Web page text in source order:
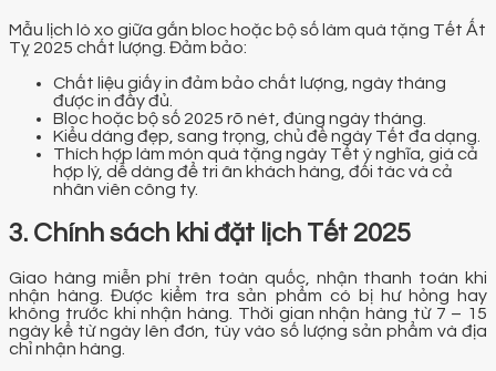
Mẫu lịch lò xo giữa gắn bloc hoặc bộ số làm quà tặng Tết Ất
Tỵ 2025 chất lượng. Đảm bảo:
Chất liệu giấy in đảm bảo chất lượng, ngày tháng
được in đầy đủ.
Bloc hoặc bộ số 2025 rõ nét, đúng ngày tháng.
Kiểu dáng đẹp, sang trọng, chủ đề ngày Tết đa dạng.
Thích hợp làm món quà tặng ngày Tết ý nghĩa, giá cả
hợp lý, dễ dàng để tri ân khách hàng, đối tác và cả
nhân viên công ty.
3. Chính sách khi đặt lịch Tết 2025
Giao hàng miễn phí trên toàn quốc, nhận thanh toán khi
nhận hàng. Được kiểm tra sản phẩm có bị hư hỏng hay
không trước khi nhận hàng. Thời gian nhận hàng từ 7 – 15
ngày kể từ ngày lên đơn, tùy vào số lượng sản phẩm và địa
chỉ nhận hàng.